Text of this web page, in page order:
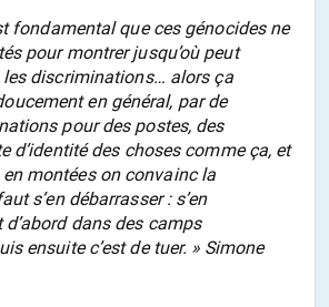
fondamental que ces génocides ne
pour montrer jusqu’où peut
les discriminations… alors ça
en général, par de
pour des postes, des
d’identité des choses comme ça, et
montées on convainc la
s’en débarrasser : s’en
d’abord dans des camps
ensuite c’est de tuer. » Simone